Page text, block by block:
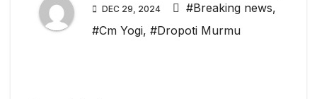
DEC 29, 2024 #Breaking news,
#Cm Yogi, #Dropoti Murmu